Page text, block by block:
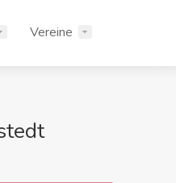
Vereine